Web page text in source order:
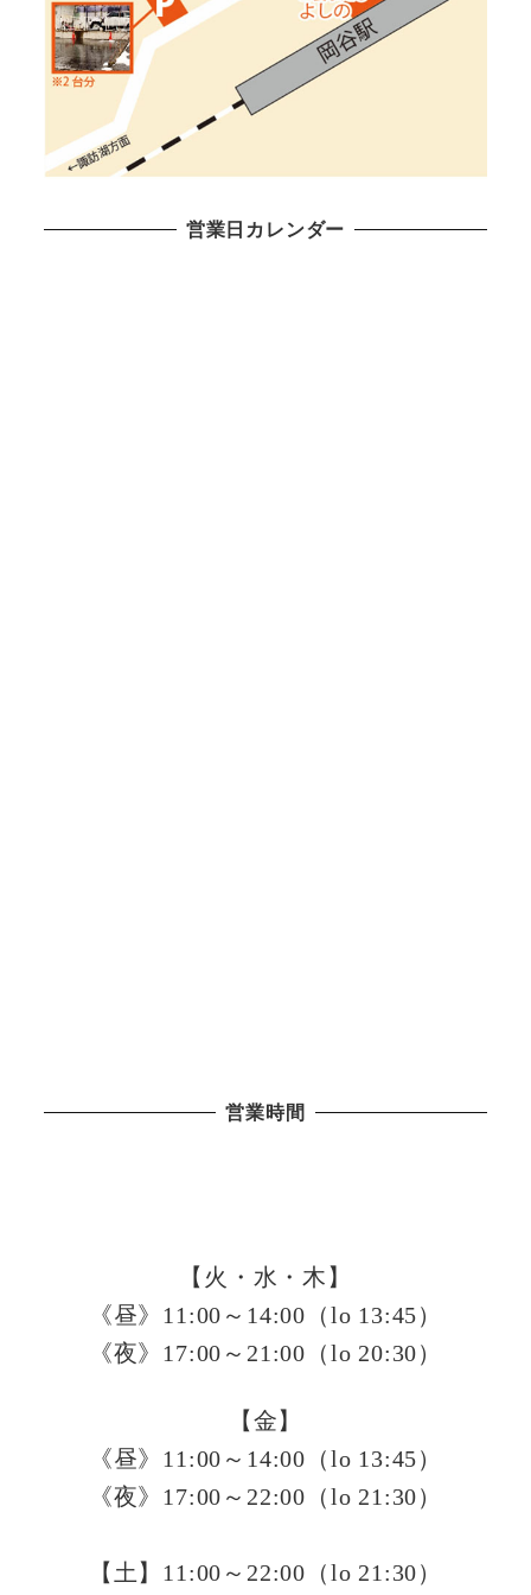
営業日カレンダー
営業時間
【火・水・木】
《昼》11:00～14:00（lo 13:45）
《夜》17:00～21:00（lo 20:30）
【金】
《昼》11:00～14:00（lo 13:45）
《夜》17:00～22:00（lo 21:30）
【土】11:00～22:00（lo 21:30）